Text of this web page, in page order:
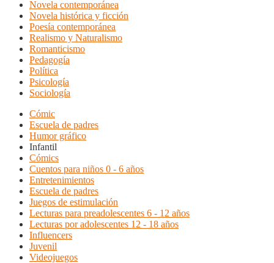
Novela contemporánea
Novela histórica y ficción
Poesía contemporánea
Realismo y Naturalismo
Romanticismo
Pedagogía
Política
Psicología
Sociología
Cómic
Escuela de padres
Humor gráfico
Infantil
Cómics
Cuentos para niños 0 - 6 años
Entretenimientos
Escuela de padres
Juegos de estimulación
Lecturas para preadolescentes 6 - 12 años
Lecturas por adolescentes 12 - 18 años
Influencers
Juvenil
Videojuegos